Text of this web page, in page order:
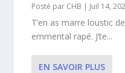
Posté par CHB | Juil 14,
T’en as marre loustic
emmental rapé. J’te...
EN SAVOIR PLUS